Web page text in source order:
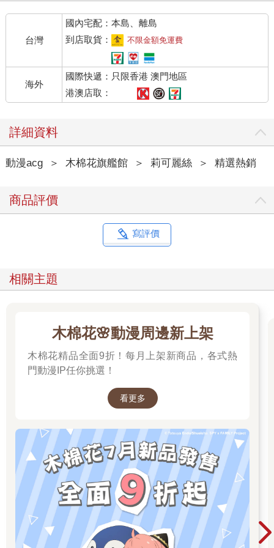
台灣
國內宅配：本島、離島
到店取貨：
不限金額免運費
海外
國際快遞：只限香港 澳門地區
港澳店取：
詳細資料
動漫acg ＞ 木棉花旗艦館 ＞ 莉可麗絲 ＞ 精選熱銷
商品評價
寫評價
相關主題
木棉花🌸動漫周邊新上架
木棉花精品全面9折！每月上架新商品，各式熱
門動漫IP任你挑選！
看更多